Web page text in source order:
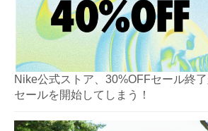
Nike公式ストア、30%OFFセール終
セールを開始してしまう！